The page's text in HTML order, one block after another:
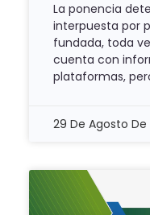
La ponencia
interpuesta por
fundada, toda
cuenta con
plataformas,
29 De Agosto De